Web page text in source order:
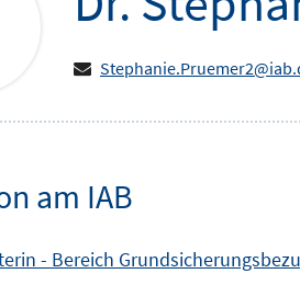
am IAB
- Bereich